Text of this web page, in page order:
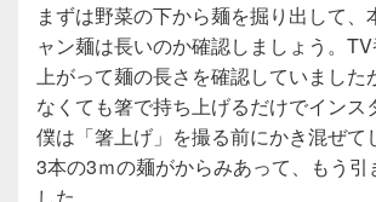
まずは野菜の下から麺を掘り出して、
ャン麺は長いのか確認しましょう。
上がって麺の長さを確認していました
なくても箸で持ち上げるだけでインス
僕は「箸上げ」を撮る前にかき混ぜて
3本の3ｍの麺がからみあって、もう